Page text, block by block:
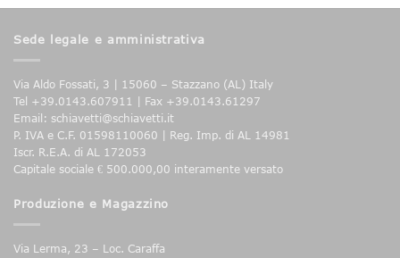
Sede legale e amministrativa
Via Aldo Fossati, 3 | 15060 – Stazzano (AL) Italy
Tel +39.0143.607911 | Fax +39.0143.61297
Email: schiavetti@schiavetti.it
P. IVA e C.F. 01598110060 | Reg. Imp. di AL 14981
Iscr. R.E.A. di AL 172053
Capitale sociale € 500.000,00 interamente versato
Produzione e Magazzino
Via Lerma, 23 – Loc. Caraffa